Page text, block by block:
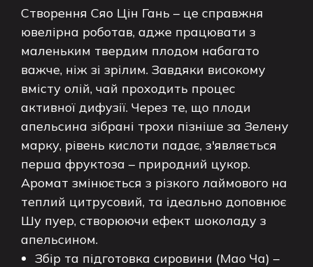
Створення Сяо Цін Гань – це справжня
ювелірна роботав, адже працювати з
маленьким твердим плодом набагато
важче, ніж зі зрілим. Завдяки високому
вмісту олій, чай проходить процес
активної дифузії. Через те, що плоди
апельсина зібрані трохи пізніше за Зелену
марку, рівень кислоти падає, з'являється
перша фруктоза – природний цукор.
Аромат змінюється з різкого лаймового на
теплий цитрусовий, та ідеально доповнює
Шу пуер, створюючи ефект шоколаду з
апельсином.
Збір та підготовка сировини (Мао Ча) –